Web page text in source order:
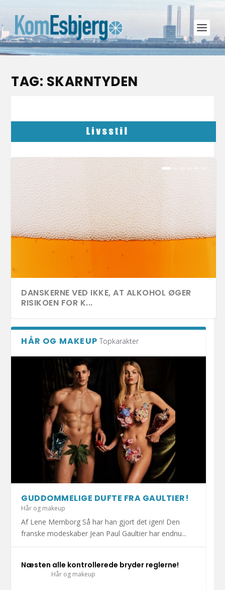
TAG: SKARNTYDEN
DANSKERNE VED IKKE, AT ALKOHOL ØGER
RISIKOEN FOR K...
HOLD DIT JULEHJERTE SUNDT I DECEMBER!
1.000 KRAMMEBAMSER PÅ VEJ TIL INDLAGTE
BØRN I ESBJ...
MERE END HALVDELEN AF DANSKERNE HAR
KATTEN MED I S...
DET ER SÆSON FOR DÅRLIG MAVE: UNDGÅ
AT BLIVE SYG A...
DIY: TRE FLISEPROJEKTER TIL DIN
SOMMERFERIE!
HÅR OG MAKEUP Topkarakter
GUDDOMMELIGE DUFTE FRA GAULTIER!
Hår og makeup
Af Lene Memborg Så har han gjort det igen! Den
franske modeskaber Jean Paul Gaultier har endnu...
Næsten alle kontrollerede bryder reglerne!
Hår og makeup